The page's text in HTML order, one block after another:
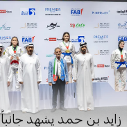
زايد بن حمد يشهد جانباً